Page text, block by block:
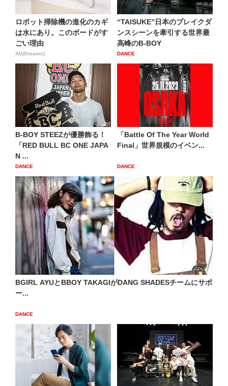
ロボット掃除機の進化のカギ
は水にあり。このボードがす
ごい理由
AD(Dreame)
“TAISUKE”日本のブレイクダ
ンスシーンを牽引する世界最
高峰のB-BOY
DANCE
B-BOY STEEZが優勝飾る！
「RED BULL BC ONE JAPA
N ...
DANCE
「Battle Of The Year World
Final」世界規模のイベン...
DANCE
BGIRL AYUとBBOY TAKAGIがDANG SHADESチームにサポ
ー...
DANCE